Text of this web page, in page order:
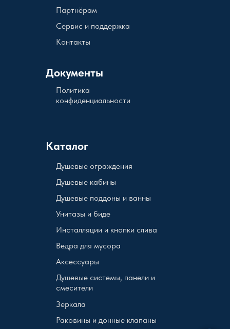
Документы
Политика
конфиденциальности
Партнёрам
Сервис и поддержка
Контакты
Каталог
Душевые кабины
Душевые поддоны и ванны
Унитазы и биде
Инсталляции и кнопки слива
Ведра для мусора
Аксессуары
Душевые системы, панели и
смесители
Зеркала
Раковины и донные клапаны
Душевые ограждения